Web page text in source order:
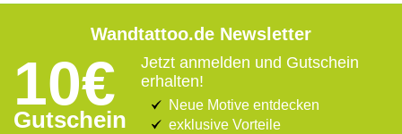
Wandtattoo.de Newsletter
10€
Gutschein
Jetzt anmelden und Gutschein
erhalten!
Neue Motive entdecken
exklusive Vorteile